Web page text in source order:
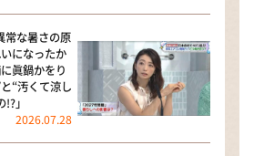
な暑さの原
になったか
眞鍋かをり
“汚くて涼し
」
2026.07.28